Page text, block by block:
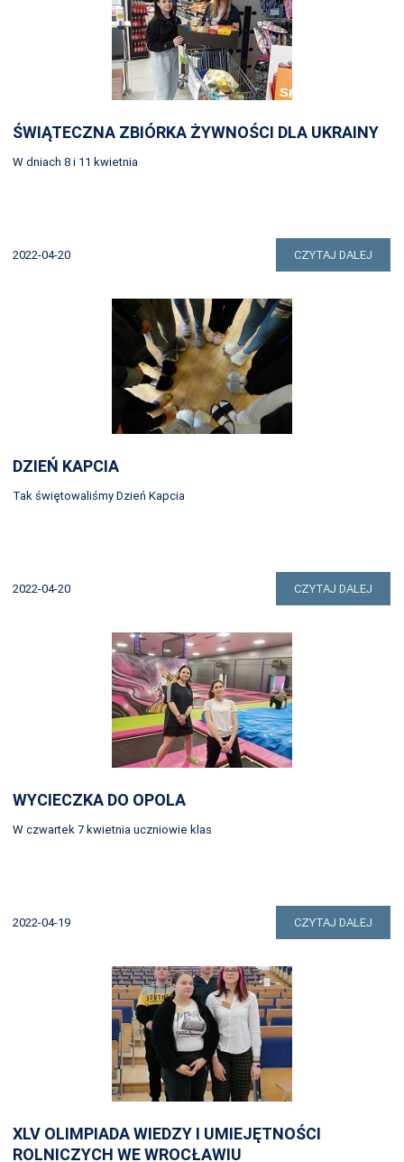
ŚWIĄTECZNA ZBIÓRKA ŻYWNOŚCI DLA UKRAINY
W dniach 8 i 11 kwietnia
2022-04-20 CZYTAJ DALEJ
DZIEŃ KAPCIA
Tak świętowaliśmy Dzień Kapcia
2022-04-20 CZYTAJ DALEJ
WYCIECZKA DO OPOLA
W czwartek 7 kwietnia uczniowie klas
2022-04-19 CZYTAJ DALEJ
XLV OLIMPIADA WIEDZY I UMIEJĘTNOŚCI
ROLNICZYCH WE WROCŁAWIU